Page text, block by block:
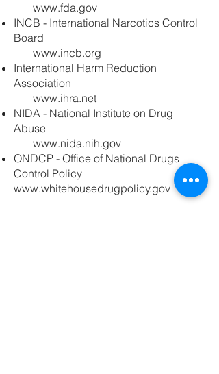
www.fda.gov
INCB - International Narcotics Control
Board
www.incb.org
International Harm Reduction
Association
www.ihra.net
NIDA - National Institute on Drug
Abuse
www.nida.nih.gov
ONDCP - Office of National Drugs
Control Policy
www.whitehousedrugpolicy.gov